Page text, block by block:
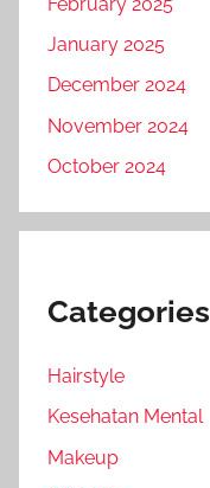
January 2025
December 2024
November 2024
October 2024
Categories
Hairstyle
Kesehatan Mental
Makeup